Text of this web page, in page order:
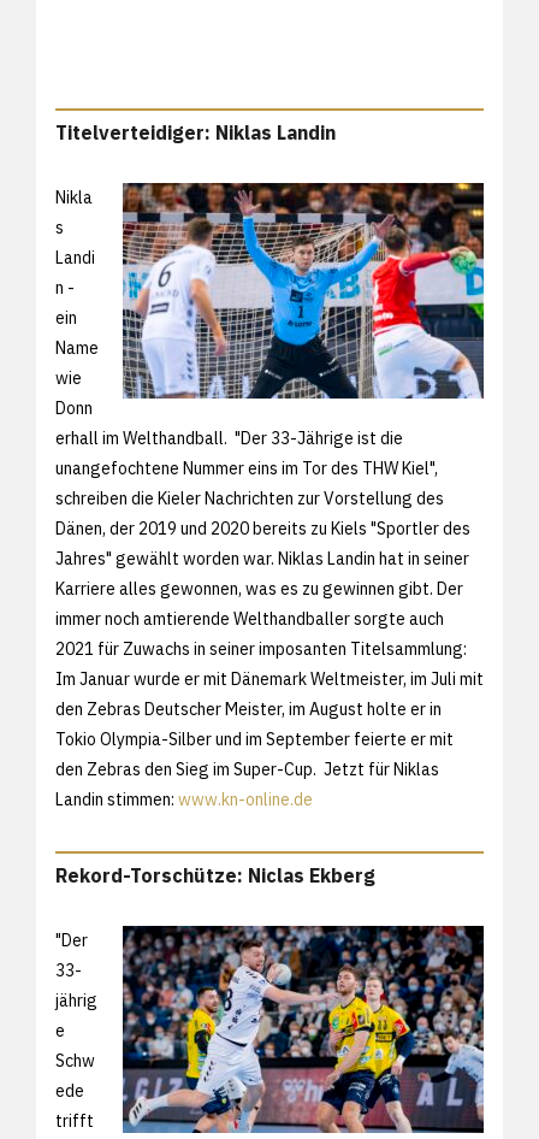
Titelverteidiger: Niklas Landin
Nikla
s
Landi
n -
ein
Name
wie
Donn
erhall im Welthandball. "Der 33-Jährige ist die
unangefochtene Nummer eins im Tor des THW Kiel",
schreiben die Kieler Nachrichten zur Vorstellung des
Dänen, der 2019 und 2020 bereits zu Kiels "Sportler des
Jahres" gewählt worden war. Niklas Landin hat in seiner
Karriere alles gewonnen, was es zu gewinnen gibt. Der
immer noch amtierende Welthandballer sorgte auch
2021 für Zuwachs in seiner imposanten Titelsammlung:
Im Januar wurde er mit Dänemark Weltmeister, im Juli mit
den Zebras Deutscher Meister, im August holte er in
Tokio Olympia-Silber und im September feierte er mit
den Zebras den Sieg im Super-Cup. Jetzt für Niklas
Landin stimmen: www.kn-online.de
Rekord-Torschütze: Niclas Ekberg
"Der
33-
jährig
e
Schw
ede
trifft